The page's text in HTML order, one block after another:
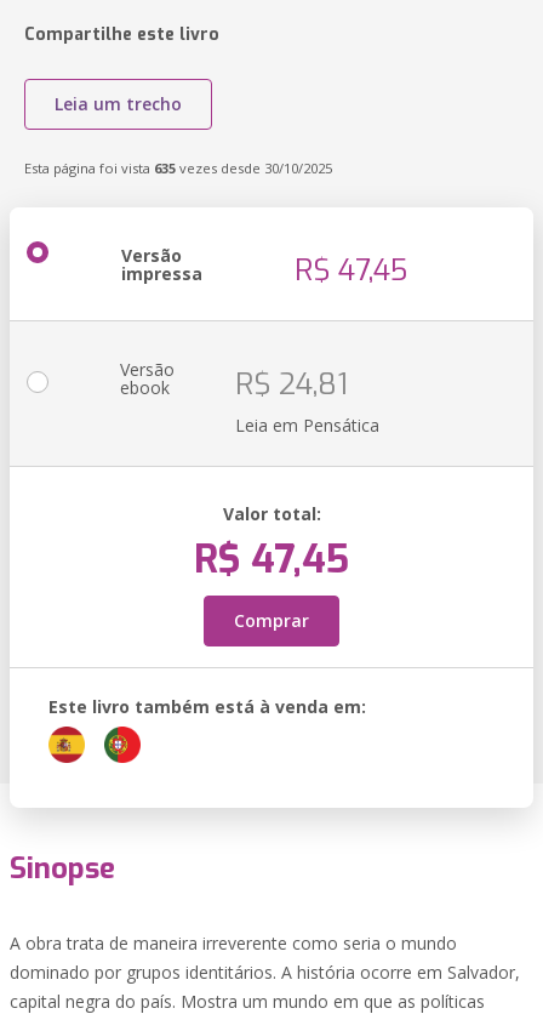
Compartilhe este livro
Leia um trecho
Esta página foi vista 635 vezes desde 30/10/2025
Versão
impressa R$ 47,45
Versão
ebook R$ 24,81
Leia em Pensática
Valor total:
R$ 47,45
Comprar
Este livro também está à venda em:
Sinopse
A obra trata de maneira irreverente como seria o mundo
dominado por grupos identitários. A história ocorre em Salvador,
capital negra do país. Mostra um mundo em que as políticas